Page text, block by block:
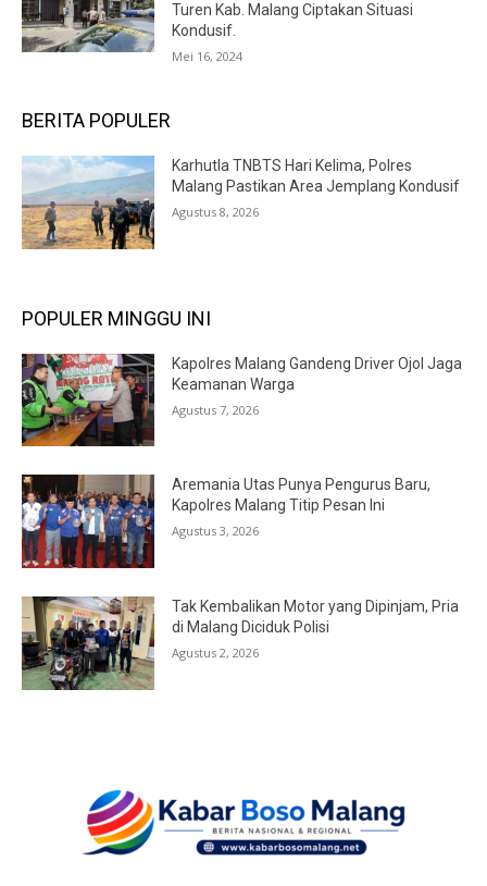
Turen Kab. Malang Ciptakan Situasi
Kondusif.
Mei 16, 2024
BERITA POPULER
Karhutla TNBTS Hari Kelima, Polres
Malang Pastikan Area Jemplang Kondusif
Agustus 8, 2026
POPULER MINGGU INI
Kapolres Malang Gandeng Driver Ojol Jaga
Keamanan Warga
Agustus 7, 2026
Aremania Utas Punya Pengurus Baru,
Kapolres Malang Titip Pesan Ini
Agustus 3, 2026
Tak Kembalikan Motor yang Dipinjam, Pria
di Malang Diciduk Polisi
Agustus 2, 2026